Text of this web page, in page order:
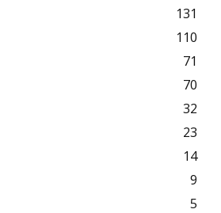
131
110
71
70
32
23
14
9
5